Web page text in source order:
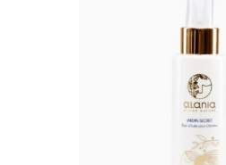
alimentaires)